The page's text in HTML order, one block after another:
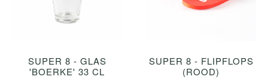
SUPER 8 - GLAS
'BOERKE' 33 CL
SUPER 8 - FLIPFLOPS
(ROOD)